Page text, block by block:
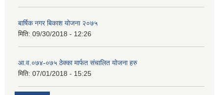
बार्षिक नगर बिकाश योजना २०७५
मिति: 09/30/2018 - 12:26
आ.व.०७४-०७५ ठेक्का मार्फत संचालित योजना हरु
मिति: 07/01/2018 - 15:25